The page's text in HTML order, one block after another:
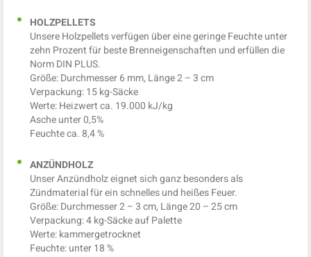
HOLZPELLETS
Unsere Holzpellets verfügen über eine geringe Feuchte unter
zehn Prozent für beste Brenneigenschaften und erfüllen die
Norm DIN PLUS.
Größe: Durchmesser 6 mm, Länge 2 – 3 cm
Verpackung: 15 kg-Säcke
Werte: Heizwert ca. 19.000 kJ/kg
Asche unter 0,5%
Feuchte ca. 8,4 %
ANZÜNDHOLZ
Unser Anzündholz eignet sich ganz besonders als
Zündmaterial für ein schnelles und heißes Feuer.
Größe: Durchmesser 2 – 3 cm, Länge 20 – 25 cm
Verpackung: 4 kg-Säcke auf Palette
Werte: kammergetrocknet
Feuchte: unter 18 %